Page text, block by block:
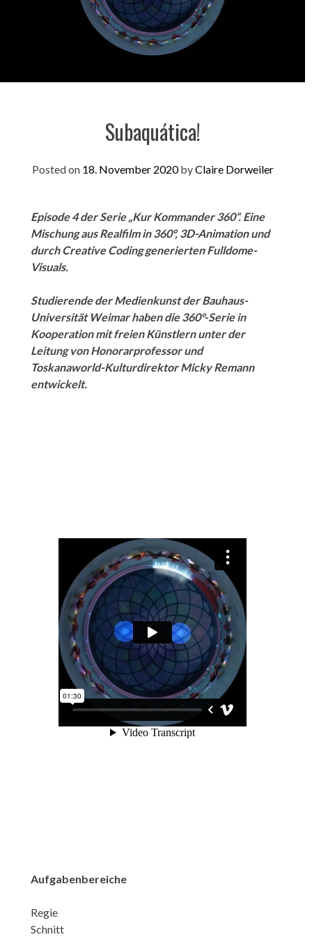
Subaquática!
Posted on 18. November 2020byClaire Dorweiler
Episode 4 der Serie „Kur Kommander 360“. Eine
Mischung aus Realfilm in 360°, 3D-Animation und
durch Creative Coding generierten Fulldome-
Visuals.
Studierende der Medienkunst der Bauhaus-
Universität Weimar haben die 360°-Serie in
Kooperation mit freien Künstlern unter der
Leitung von Honorarprofessor und
Toskanaworld-Kulturdirektor Micky Remann
entwickelt.
Aufgabenbereiche
Regie
Schnitt